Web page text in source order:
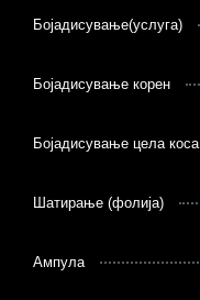
Бојадисување(услуга)
Бојадисување корен
Бојадисување цела коса
Шатирање (фолија)
Ампула